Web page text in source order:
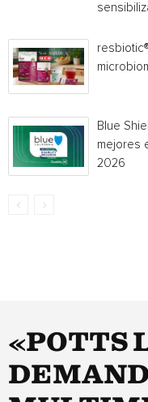
Blue
mejores
2026
«POTTS